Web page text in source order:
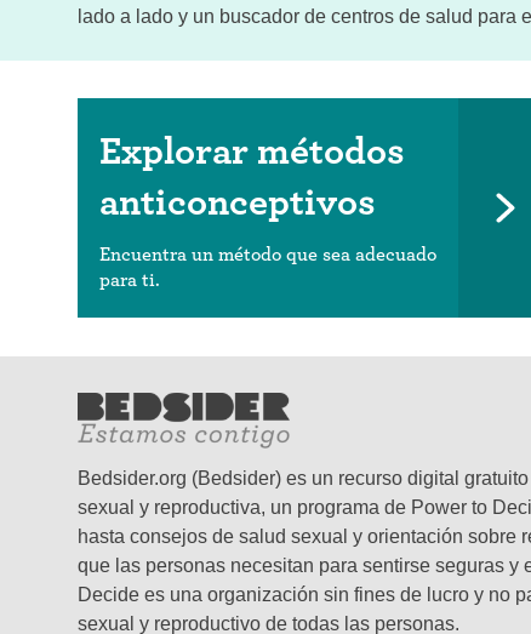
lado a lado y un buscador de centros de salud para
Explorar métodos
anticonceptivos
Encuentra un método que sea adecuado
para ti.
Bedsider.org (Bedsider) es un recurso digital
sexual y reproductiva, un programa de Power to
hasta consejos de salud sexual y orientación
que las personas necesitan para sentirse seguras
Decide es una organización sin fines de lucro y no
sexual y reproductivo de todas las personas.